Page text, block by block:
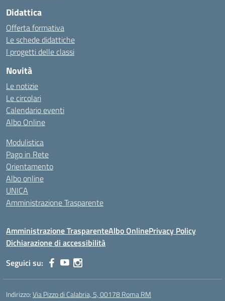
Didattica
Offerta formativa
Le schede didattiche
I progetti delle classi
Novità
Le notizie
Le circolari
Calendario eventi
Albo Online
Modulistica
Pago in Rete
Orientamento
Albo online
UNICA
Amministrazione Trasparente
Amministrazione TrasparenteAlbo OnlinePrivacy Policy
Dichiarazione di accessibilità
Seguici su:
Indirizzo:Via Pizzo di Calabria, 5, 00178 Roma RM